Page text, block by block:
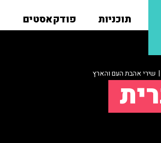
תוכניות פודקאסטים
| שירי אהבת העם והארץ